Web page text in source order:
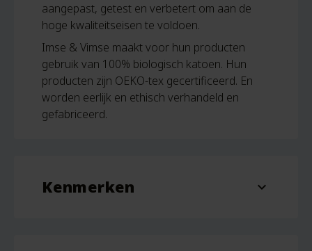
aangepast, getest en verbetert om aan de
hoge kwaliteitseisen te voldoen.
Imse & Vimse maakt voor hun producten
gebruik van 100% biologisch katoen. Hun
producten zijn OEKO-tex gecertificeerd. En
worden eerlijk en ethisch verhandeld en
gefabriceerd.
Kenmerken expand_more